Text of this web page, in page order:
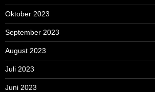
Oktober 2023
September 2023
August 2023
Juli 2023
Juni 2023